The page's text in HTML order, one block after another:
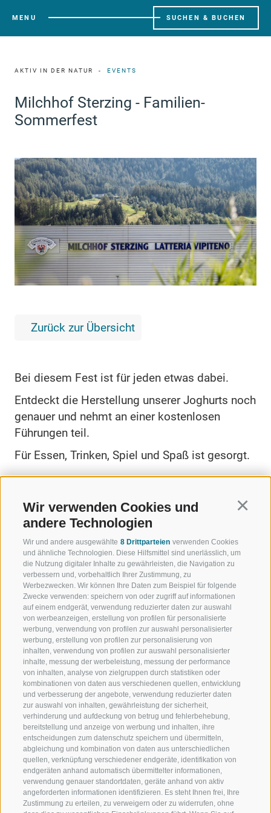
Wir verwenden Cookies und
andere Technologien
Wir und andere ausgewählte 8 Drittparteien verwenden Cookies
und ähnliche Technologien. Diese Hilfsmittel sind unerlässlich, um
die Nutzung digitaler Inhalte zu gewährleisten, die Navigation zu
verbessern und, vorbehaltlich Ihrer Zustimmung, zu
Werbezwecken. Wir können Ihre Daten zum Beispiel für folgende
Zwecke verwenden: speichern von oder zugriff auf informationen
auf einem endgerät, verwendung reduzierter daten zur auswahl
von werbeanzeigen, erstellung von profilen für personalisierte
werbung, verwendung von profilen zur auswahl personalisierter
werbung, erstellung von profilen zur personalisierung von
inhalten, verwendung von profilen zur auswahl personalisierter
inhalte, messung der werbeleistung, messung der performance
von inhalten, analyse von zielgruppen durch statistiken oder
kombinationen von daten aus verschiedenen quellen, entwicklung
und verbesserung der angebote, verwendung reduzierter daten
zur auswahl von inhalten, gewährleistung der sicherheit,
verhinderung und aufdeckung von betrug und fehlerbehebung,
bereitstellung und anzeige von werbung und inhalten, ihre
entscheidungen zum datenschutz speichern und übermitteln,
abgleichung und kombination von daten aus unterschiedlichen
quellen, verknüpfung verschiedener endgeräte, identifikation von
endgeräten anhand automatisch übermittelter informationen,
verwendung genauer standortdaten, geräte anhand von aktiv
angeforderten informationen identifizieren. Es steht Ihnen frei, Ihre
Zustimmung zu erteilen, zu verweigern oder zu widerrufen, ohne
MENU SUCHEN & BUCHEN
AKTIV IN DER NATUR EVENTS
Milchhof Sterzing - Familien-
Sommerfest
Zurück zur Übersicht
Bei diesem Fest ist für jeden etwas dabei.
Entdeckt die Herstellung unserer Joghurts noch
genauer und nehmt an einer kostenlosen
Führungen teil.
Für Essen, Trinken, Spiel und Spaß ist gesorgt.
Informationen
Ort
Milchhof Sterzing
Jaufenstrasse 108
39049 Sterzing
Kontaktinformationen
T
info@milchhof-sterzing.it
Zur Website
Treffpunkt
Milchhof Sterzing um 15.00 Uhr
Veranstalter
Milchhof Sterzing
So findest du uns
Google Maps